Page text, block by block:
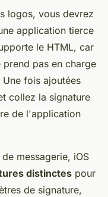
logos, vous devrez
application tierce
le HTML, car
pas en charge
fois ajoutées
collez la signature
de l'application
messagerie, iOS
distinctes pour
de signature,